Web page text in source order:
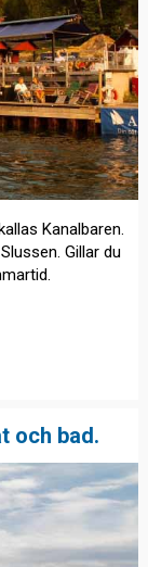
Kanalbaren.
Gillar du
och bad.